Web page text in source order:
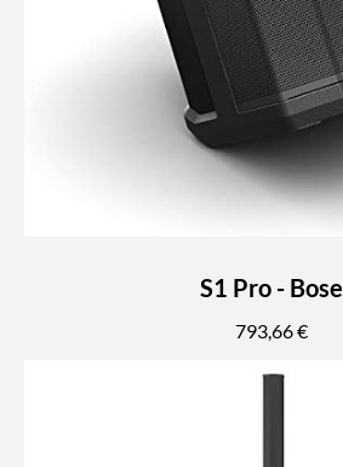
S1 Pro - Bose
793,66 €